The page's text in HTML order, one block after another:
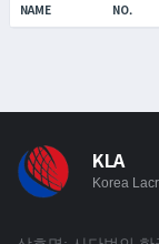
NAME NO.
KLA
Korea